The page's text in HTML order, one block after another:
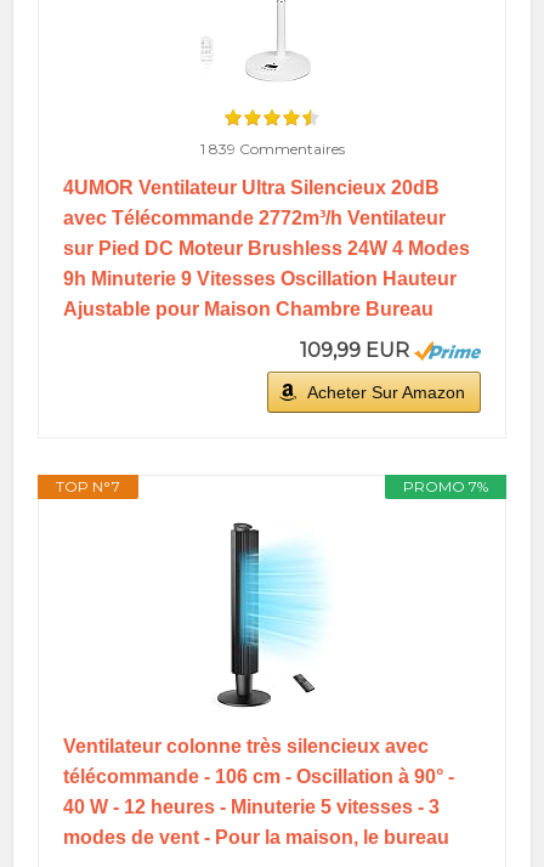
1 839 Commentaires
4UMOR Ventilateur Ultra Silencieux 20dB
avec Télécommande 2772m³/h Ventilateur
sur Pied DC Moteur Brushless 24W 4 Modes
9h Minuterie 9 Vitesses Oscillation Hauteur
Ajustable pour Maison Chambre Bureau
109,99 EUR
Acheter Sur Amazon
PROMO 7%
TOP N°7
Ventilateur colonne très silencieux avec
télécommande - 106 cm - Oscillation à 90° -
40 W - 12 heures - Minuterie 5 vitesses - 3
modes de vent - Pour la maison, le bureau